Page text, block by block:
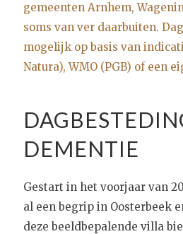
gemeenten Arnhem,
soms van ver daarbuiten.
mogelijk op basis van
Natura), WMO (PGB) of een
DEMENTIE
Gestart in het voorjaar van
al een begrip in Oosterbeek
deze beeldbepalende villa